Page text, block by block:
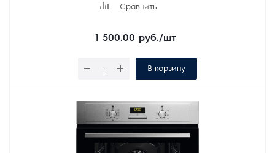
Сравнить
1 500.00 руб./шт
В корзину